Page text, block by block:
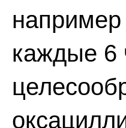
например
каждые 6